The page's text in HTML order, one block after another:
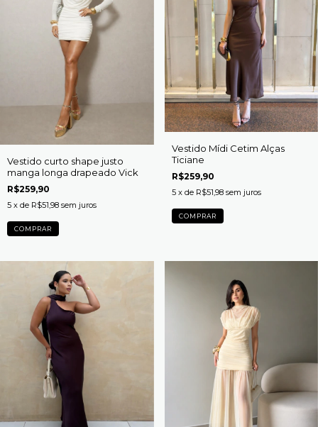
Vestido curto shape justo
manga longa drapeado Vick
R$259,90
5 x de R$51,98 sem juros
COMPRAR
Vestido Mídi Cetim Alças
Ticiane
R$259,90
5 x de R$51,98 sem juros
COMPRAR